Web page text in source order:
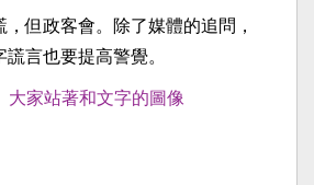
但政客會。除了媒體的追問，
言也要提高警覺。